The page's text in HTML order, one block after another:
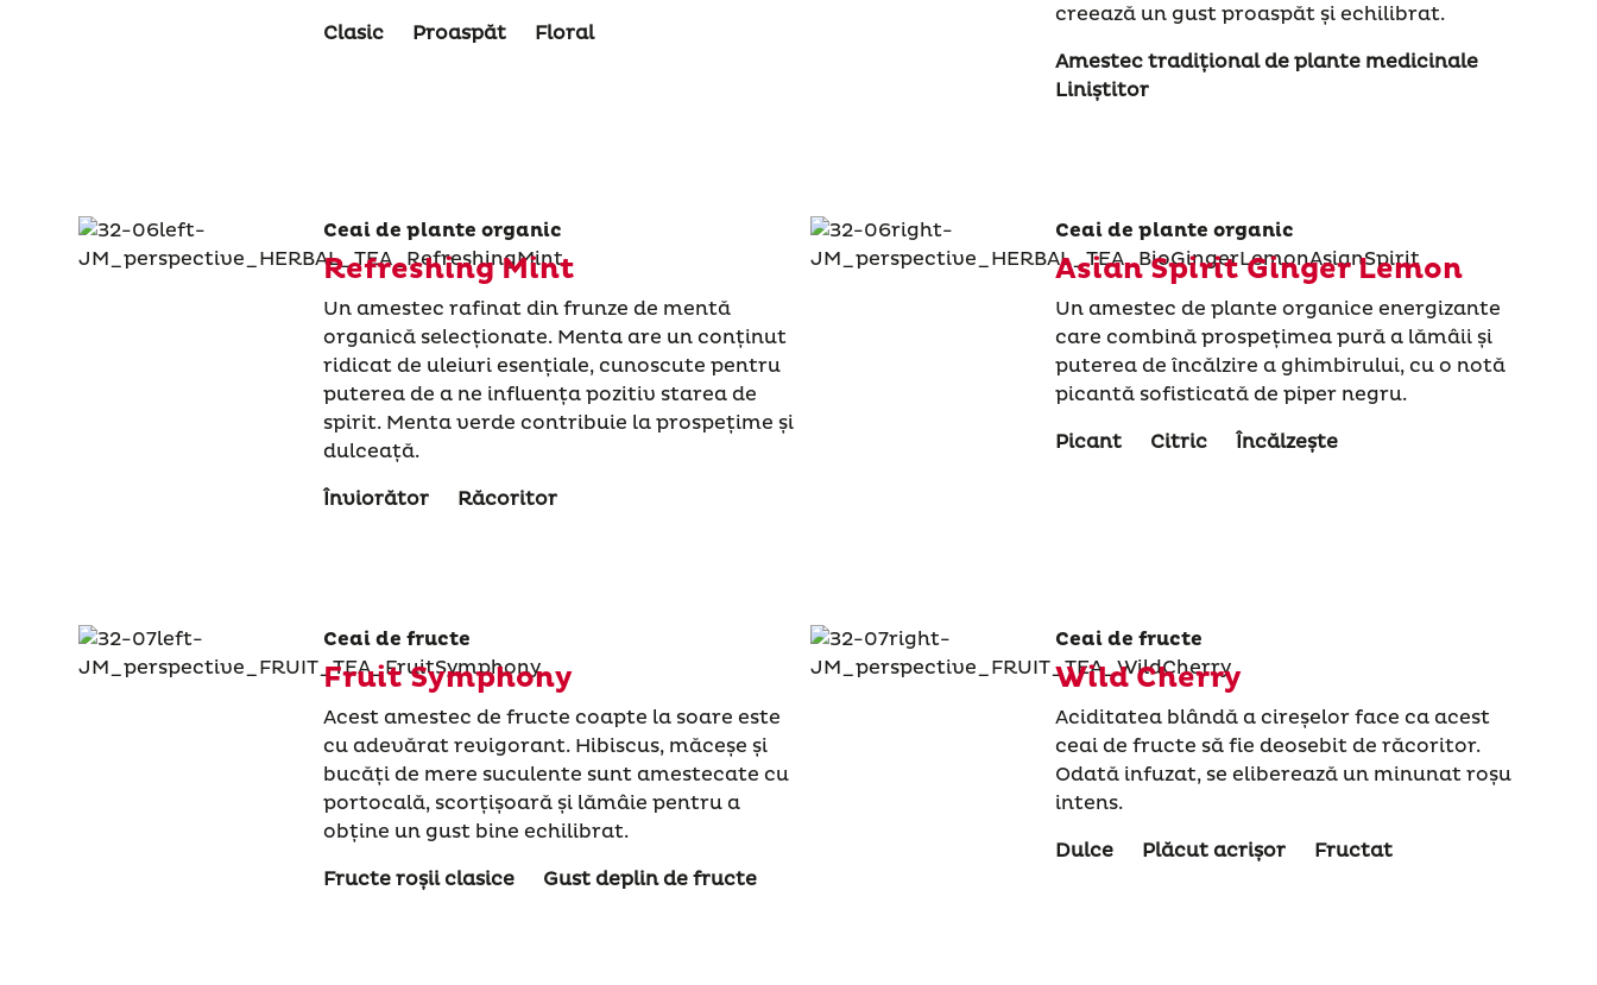
Clasic
Proaspăt Floral
creează un gust proaspăt și echilibrat.
Amestec tradițional de plante medicinale
Liniștitor
Ceai de plante organic
Refreshing Mint
Un amestec rafinat din frunze de mentă
organică selecționate. Menta are un conținut
ridicat de uleiuri esențiale, cunoscute pentru
puterea de a ne influența pozitiv starea de
spirit. Menta verde contribuie la prospețime și
dulceață.
Înviorător
Răcoritor
Ceai de plante organic
Asian Spirit Ginger Lemon
Un amestec de plante organice energizante
care combină prospețimea pură a lămâii și
puterea de încălzire a ghimbirului, cu o notă
picantă sofisticată de piper negru.
Picant
Citric Încălzește
Ceai de fructe
Fruit Symphony
Acest amestec de fructe coapte la soare este
cu adevărat revigorant. Hibiscus, măceșe și
bucăți de mere suculente sunt amestecate cu
portocală, scorțișoară și lămâie pentru a
obține un gust bine echilibrat.
Fructe roșii clasice
Gust deplin de fructe
Ceai de fructe
Wild Cherry
Aciditatea blândă a cireșelor face ca acest
ceai de fructe să fie deosebit de răcoritor.
Odată infuzat, se eliberează un minunat roșu
intens.
Dulce
Plăcut acrișor Fructat